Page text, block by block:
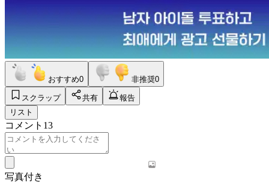
おすすめ0 非推奨0
スクラップ 共有
報告
リスト
コメント 13
写真付き